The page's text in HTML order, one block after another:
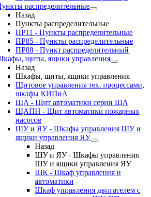
распределительные
Назад
Пункты распределительные
ПР11 - Пункты распределительные
ПР85 - Пункты распределительные
ПР88 - Пункт распределительный
щиты, ящики управления
Назад
Шкафы, щиты, ящики управления
Щитовое управления тех. процессами,
шкафы КИПиА
ЩА - Щит автоматики серии ЩА
ЩАПН - Щит автоматики пожарных
насосов
ШУ и ЯУ - Шкафы управления ШУ и
ящики управления ЯУ
Назад
ШУ и ЯУ - Шкафы управления
ШУ и ящики управления ЯУ
ШК - Шкаф управления и
автоматики
Шкаф управления двигателем с